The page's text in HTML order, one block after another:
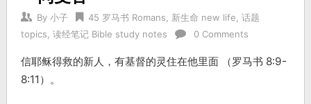
By 小子 45 罗马书 Romans 新生命 new life 话题
topics 读经笔记 Bible study notes 0 Comments
信耶稣得救的新人，有基督的灵住在他里面 （罗马书 8:9-
8:11）。